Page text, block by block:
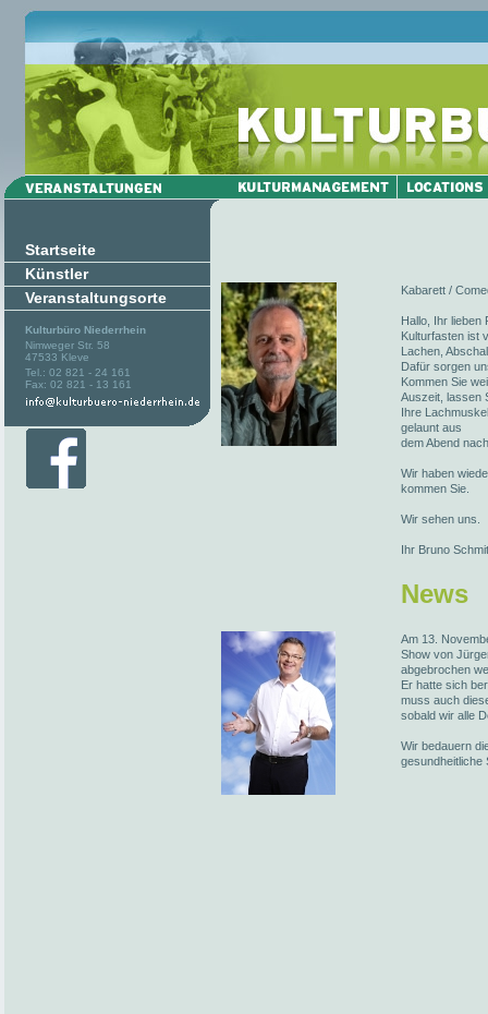
Startseite
Künstler
Veranstaltungsorte
Kulturbüro Niederrhein
Nimweger Str. 58
47533 Kleve
Tel.: 02 821 - 24 161
Fax: 02 821 - 13 161
Kabarett /
Hallo, Ihr lieben
Kulturfasten ist
Lachen,
Dafür sorgen
Kommen Sie
Auszeit, lassen
Ihre
gelaunt aus
dem Abend
Wir haben
kommen Sie.
Wir sehen uns.
Ihr Bruno
News
Am 13.
Show von
abgebrochen
Er hatte sich
muss auch
sobald wir alle
Wir bedauern
gesundheitliche